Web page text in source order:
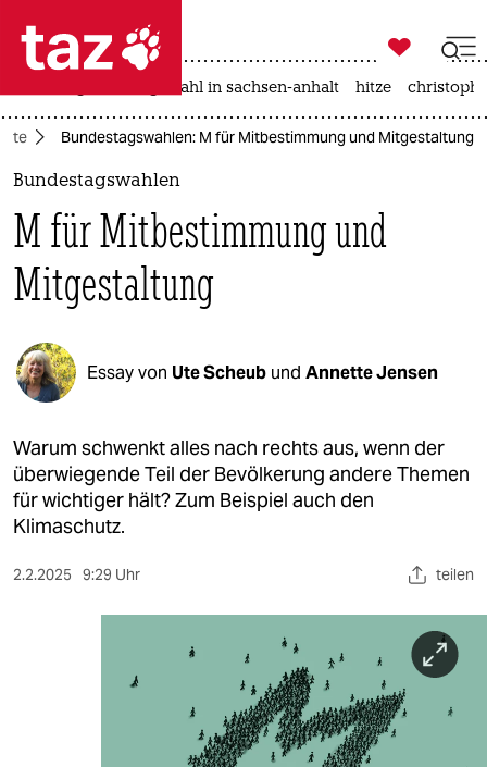
 taz zahl ich
taz zahl ich
politik
öko
gesellschaft
kultur
sport
berlin
nord
wahrheit

taz zahl ich
landtagswahl in sachsen-anhalt hitze
Bundestagswahlen: M für Mitbestimmung und Mitgestaltung
Bundestagswahlen
M für Mitbestimmung und
Mitgestaltung
Essay von Ute Scheub und Annette Jensen
Warum schwenkt alles nach rechts aus, wenn der
überwiegende Teil der Bevölkerung andere Themen
für wichtiger hält? Zum Beispiel auch den
Klimaschutz.
2.2.2025 9:29 Uhr teilen